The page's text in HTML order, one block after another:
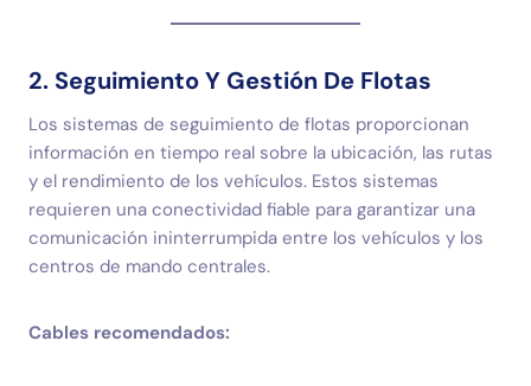
2. Seguimiento Y Gestión De Flotas
Los sistemas de seguimiento de flotas proporcionan
información en tiempo real sobre la ubicación, las rutas
y el rendimiento de los vehículos. Estos sistemas
requieren una conectividad fiable para garantizar una
comunicación ininterrumpida entre los vehículos y los
centros de mando centrales.
Cables recomendados: